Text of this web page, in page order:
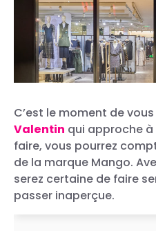
C’est le moment de
Valentin qui approche à
faire, vous pourrez
de la marque Mango.
serez certaine de faire
passer inaperçue.